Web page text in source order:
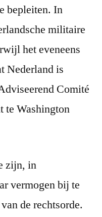
bepleiten. In
militaire
het eveneens
Nederland is
Comité
te Washington
zijn, in
vermogen bij te
de rechtsorde.